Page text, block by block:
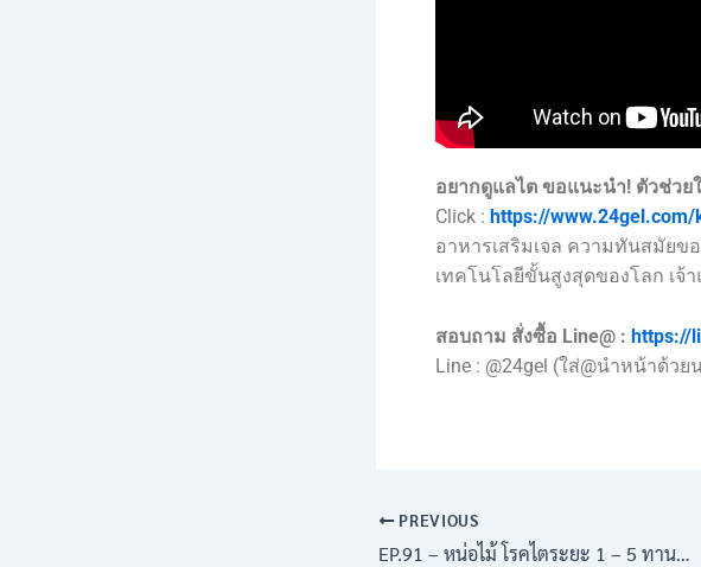
อยากดูแลไต ขอแนะนำ! ตัวช่วย
Click : https://
อาหารเสริมเจล ความทันสมัยข
เทคโนโลยีขั้นสูงสุดของโลก เจ้
สอบถาม สั่งซื้อ Line@ : https://
Line : @24gel (ใส่@นำหน้าด้วย
PREVIOUS
EP.91 – หน่อไม้ โรคไตระยะ 1 – 5 ทานได้หรือไม่